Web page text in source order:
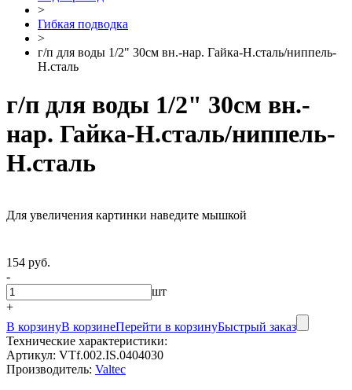
>
Гибкая подводка
>
г/п для воды 1/2" 30см вн.-нар. Гайка-Н.сталь/ниппель-
Н.сталь
г/п для воды 1/2" 30см вн.-
нар. Гайка-Н.сталь/ниппель-
Н.сталь
Для увеличения картинки наведите мышкой
154 руб.
-
шт
+
В корзинуВ корзинеПерейти в корзинуБыстрый заказ
Технические характеристики:
Артикул: VTf.002.IS.0404030
Производитель: Valtec